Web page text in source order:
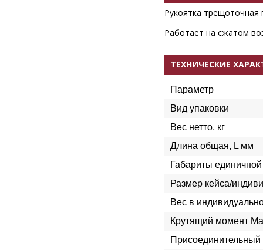
Рукоятка трещоточная
Работает на сжатом
ТЕХНИЧЕСКИЕ
Параметр
Вид упаковки
Вес нетто, кг
Длина общая, L мм
Габариты
Размер кейса/
Вес в
Крутящий момент